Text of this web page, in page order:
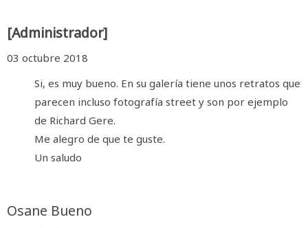
[Administrador]
03 octubre 2018
Si, es muy bueno. En su galería tiene unos retratos que
parecen incluso fotografía street y son por ejemplo
de Richard Gere.
Me alegro de que te guste.
Un saludo
Osane Bueno